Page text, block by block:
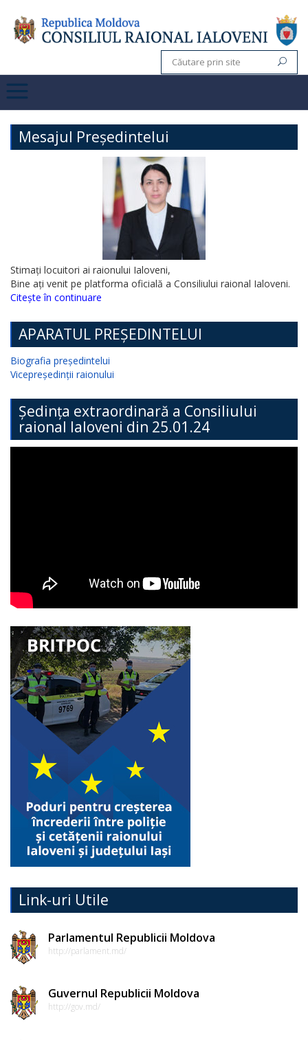
Mesajul Președintelui
Stimați locuitori ai raionului Ialoveni,
Bine ați venit pe platforma oficială a Consiliului raional Ialoveni.
Citește în continuare
APARATUL PREȘEDINTELUI
Biografia președintelui
Vicepreședinții raionului
Ședința extraordinară a Consiliului
raional Ialoveni din 25.01.24
Link-uri Utile
Parlamentul Republicii Moldova
http://parlament.md/
Guvernul Republicii Moldova
http://gov.md/